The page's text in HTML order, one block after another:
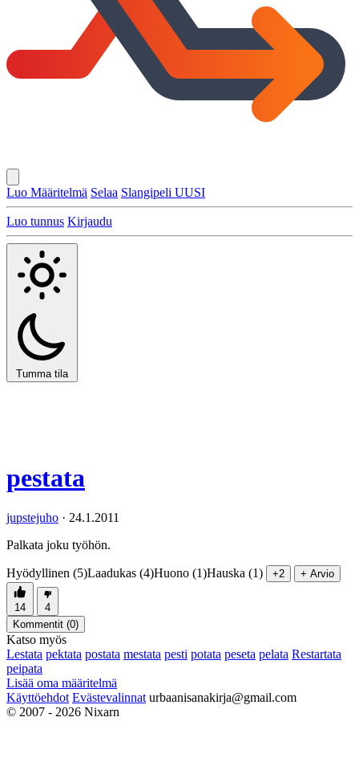
Luo Määritelmä Selaa Slangipeli UUSI
Luo tunnus Kirjaudu
Tumma tila
pestata
jupstejuho · 24.1.2011
Palkata joku työhön.
Hyödyllinen (5)Laadukas (4)Huono (1)Hauska (1) +2 + Arvio
14
4
Kommentit (0)
Katso myös
Lestata pektata postata mestata pesti potata peseta pelata Restartata
peipata
Lisää oma määritelmä
Käyttöehdot Evästevalinnat urbaanisanakirja@gmail.com
© 2007 - 2026 Nixarn